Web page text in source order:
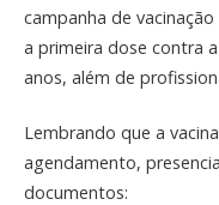
campanha de
a primeira dose contra
anos, além de
Lembrando que a
agendamento,
documentos: